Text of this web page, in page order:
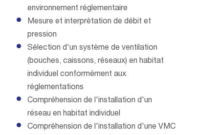
environnement réglementaire
Mesure et interprétation de débit et
pression
Sélection d'un système de ventilation
(bouches, caissons, réseaux) en habitat
individuel conformément aux
réglementations
Compréhension de l'installation d'un
réseau en habitat individuel
Compréhension de l'installation d'une VMC